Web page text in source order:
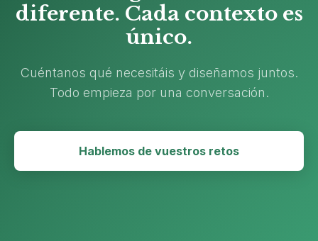
diferente. Cada contexto es
único.
Cuéntanos qué necesitáis y diseñamos juntos.
Todo empieza por una conversación.
Hablemos de vuestros retos